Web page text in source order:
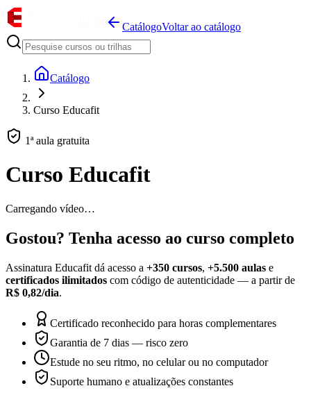
CatálogoVoltar ao catálogo
Catálogo
Curso Educafit
1ª aula gratuita
Curso Educafit
Carregando vídeo…
Gostou? Tenha acesso ao curso completo
Assinatura Educafit dá acesso a +350 cursos, +5.500 aulas e
certificados ilimitados com código de autenticidade — a partir de
R$ 0,82/dia.
Certificado reconhecido para horas complementares
Garantia de 7 dias — risco zero
Estude no seu ritmo, no celular ou no computador
Suporte humano e atualizações constantes